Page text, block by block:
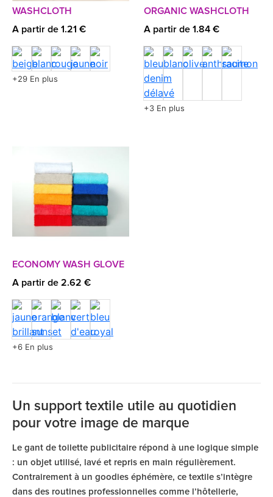
WASHCLOTH
A partir de 1.21 €
+29 En plus
ORGANIC WASHCLOTH
A partir de 1.84 €
+3 En plus
ECONOMY WASH GLOVE
A partir de 2.62 €
+6 En plus
Un support textile utile au quotidien
pour votre image de marque
Le gant de toilette publicitaire répond à une logique simple
: un objet utilisé, lavé et repris en main régulièrement.
Contrairement à un goodies éphémère, ce textile s’intègre
dans des routines professionnelles comme l’hôtellerie,